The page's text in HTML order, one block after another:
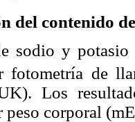
del contenido
sodio y potasio
fotometría de
Los
peso corporal (m